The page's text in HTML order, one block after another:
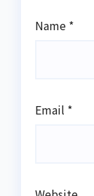
Name *
Email *